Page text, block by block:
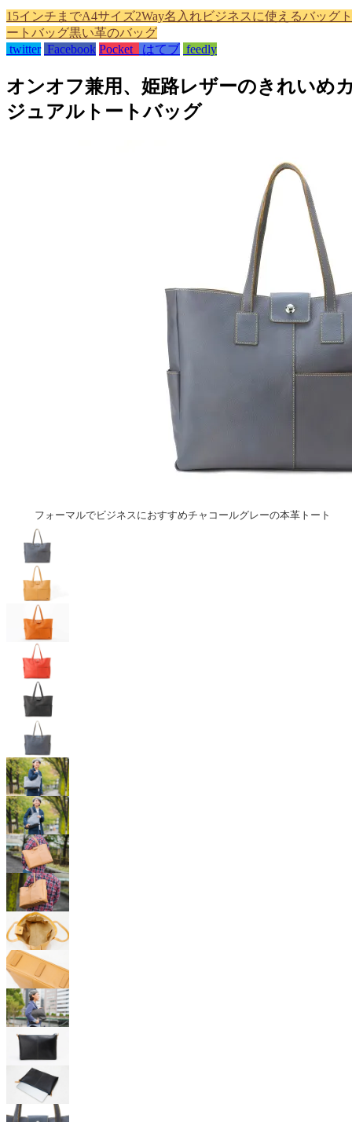
15インチまでA4サイズ2Way名入れビジネスに使えるバッグ ト
ートバッグ黒い革のバッグ
twitter Facebook Pocket はてブ feedly
オンオフ兼用、姫路レザーのきれいめ
ジュアルトートバッグ
フォーマルでビジネスにおすすめチャコールグレーの本革トート